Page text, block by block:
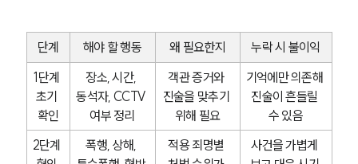
단계 해야 할 행동 왜 필요한지
누락 시 불이익
1단계
초기
확인
장소, 시간,
동석자, CCTV
여부 정리
객관 증거와
진술을 맞추기
위해 필요
기억에만 의존해
진술이 흔들릴
수 있음
2단계
폭행, 상해,
적용 죄명별
사건을 가볍게